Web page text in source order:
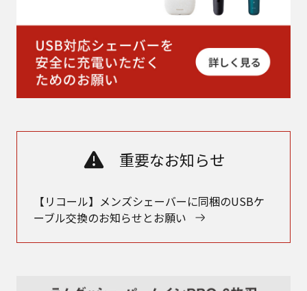
重要なお知らせ
【リコール】メンズシェーバーに同梱のUSBケ
ーブル交換のお知らせとお願い